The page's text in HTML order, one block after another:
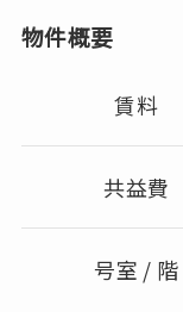
物件概要
賃料
共益費
号室 / 階